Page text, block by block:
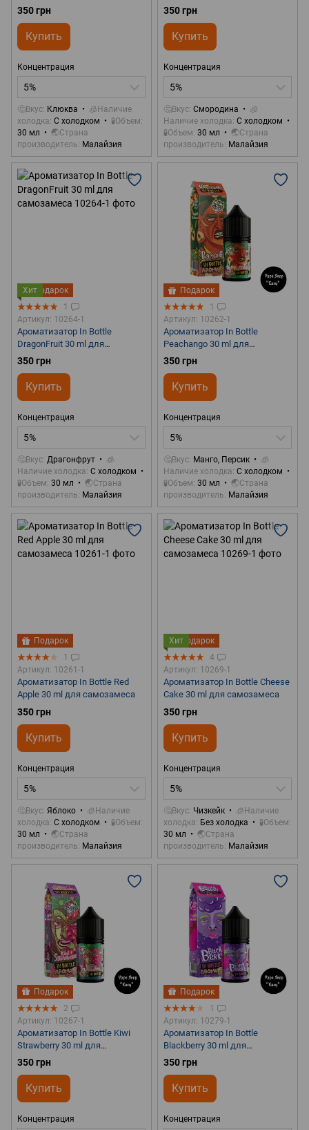
самозамеса
350 грн
Купить
Концентрация
5%
🤔Вкус Клюква
🧊Наличие
холодка С холодком
🧪Объем
30 мл
🌏Страна
производитель
Малайзия
350 грн
Купить
Концентрация
5%
🤔Вкус Смородина
🧊
Наличие холодка С холодком
🧪Объем 30 мл
🌏Страна
производитель
Малайзия
Подарок
Хит
1
Артикул: 10264-1
Ароматизатор In Bottle
DragonFruit 30 ml для
самозамеса
350 грн
Купить
Концентрация
5%
🤔Вкус Драгонфрут
🧊
Наличие холодка С холодком
🧪Объем 30 мл
🌏Страна
производитель
Малайзия
Подарок
1
Артикул: 10262-1
Ароматизатор In Bottle
Peachango 30 ml для
самозамеса
350 грн
Купить
Концентрация
5%
🤔Вкус Манго, Персик
🧊
Наличие холодка С холодком
🧪Объем 30 мл
🌏Страна
производитель
Малайзия
Подарок
1
Артикул: 10261-1
Ароматизатор In Bottle Red
Apple 30 ml для самозамеса
350 грн
Купить
Концентрация
5%
🤔Вкус Яблоко
🧊Наличие
холодка С холодком
🧪Объем
30 мл
🌏Страна
производитель Малайзия
Подарок
Хит
4
Артикул: 10269-1
Ароматизатор In Bottle Cheese
Cake 30 ml для самозамеса
350 грн
Купить
Концентрация
5%
🤔Вкус Чизкейк
🧊Наличие
холодка Без холодка
🧪Объем
30 мл
🌏Страна
производитель Малайзия
Подарок
2
Артикул: 10267-1
Ароматизатор In Bottle Kiwi
Strawberry 30 ml для
самозамеса
350 грн
Купить
Концентрация
Подарок
1
Артикул: 10279-1
Ароматизатор In Bottle
Blackberry 30 ml для
самозамеса
350 грн
Купить
Концентрация